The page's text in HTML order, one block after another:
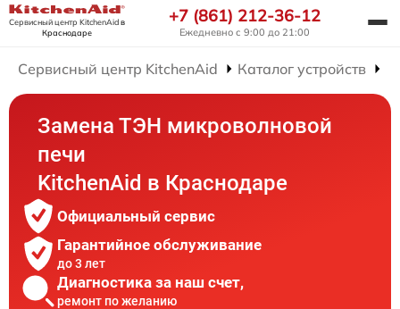
Сервисный центр KitchenAidв
Краснодаре
+7 (861) 212-36-12
Ежедневно с 9:00 до 21:00
Сервисный центр KitchenAid Каталог устройств
Замена ТЭН микроволновой
печи
KitchenAid в Краснодаре
Официальный сервис
Гарантийное обслуживание
до 3 лет
Диагностика за наш счет,
ремонт по желанию